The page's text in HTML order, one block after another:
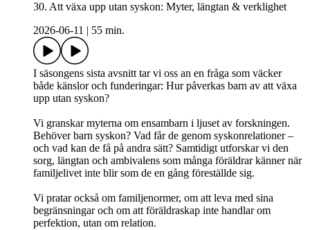
30. Att växa upp utan syskon: Myter, längtan & verklighet
2026-06-11
55 min.
I säsongens sista avsnitt tar vi oss an en fråga som väcker
både känslor och funderingar: Hur påverkas barn av att växa
upp utan syskon?
Vi granskar myterna om ensambarn i ljuset av forskningen.
Behöver barn syskon? Vad får de genom syskonrelationer –
och vad kan de få på andra sätt? Samtidigt utforskar vi den
sorg, längtan och ambivalens som många föräldrar känner när
familjelivet inte blir som de en gång föreställde sig.
Vi pratar också om familjenormer, om att leva med sina
begränsningar och om att föräldraskap inte handlar om
perfektion, utan om relation.